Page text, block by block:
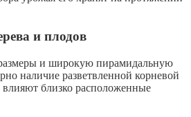
и плодов
и широкую пирамидальную
наличие разветвленной корневой
близко расположенные